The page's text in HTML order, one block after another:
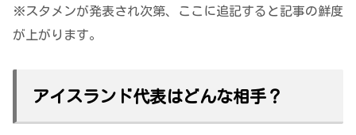
※スタメンが発表され次第、ここに追記すると記事の鮮度
が上がります。
アイスランド代表はどんな相手？